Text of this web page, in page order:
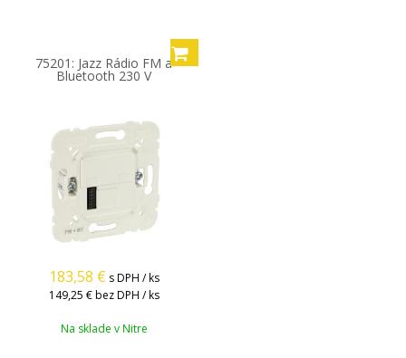
75201: Jazz Rádio FM a
Bluetooth 230 V
183,58 € s DPH / ks
149,25 € bez DPH / ks
Na sklade v Nitre